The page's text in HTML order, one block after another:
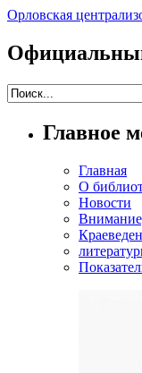
Орловская
Главное
Главная
О
Новости